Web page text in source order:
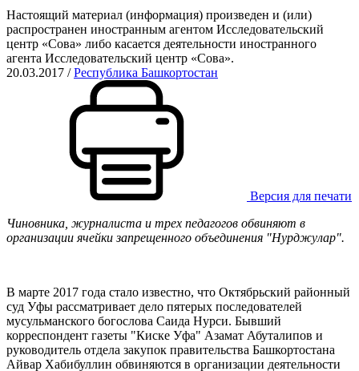
Настоящий материал (информация) произведен и (или)
распространен иностранным агентом Исследовательский
центр «Сова» либо касается деятельности иностранного
агента Исследовательский центр «Сова».
20.03.2017 /Республика Башкортостан
Версия для печати
Чиновника, журналиста и трех педагогов обвиняют в
организации ячейки запрещенного объединения "Нурджулар".
В марте 2017 года стало известно, что Октябрьский районный
суд Уфы рассматривает дело пятерых последователей
мусульманского богослова Саида Нурси. Бывший
корреспондент газеты "Киске Уфа" Азамат Абуталипов и
руководитель отдела закупок правительства Башкортостана
Айвар Хабибуллин обвиняются в организации деятельности